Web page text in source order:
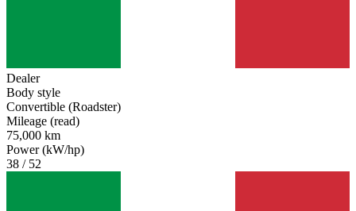
Dealer
Body style
Convertible (Roadster)
Mileage (read)
75,000 km
Power (kW/hp)
38 / 52